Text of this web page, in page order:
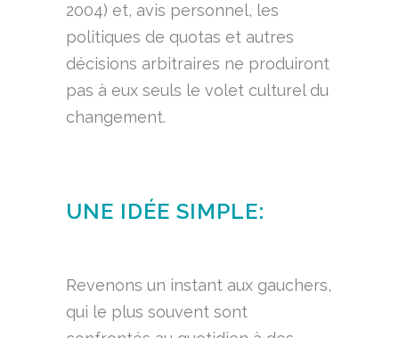
2004) et, avis personnel, les
politiques de quotas et autres
décisions arbitraires ne produiront
pas à eux seuls le volet culturel du
changement.
UNE IDÉE SIMPLE:
Revenons un instant aux gauchers,
qui le plus souvent sont